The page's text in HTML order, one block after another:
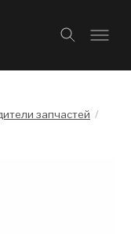
запчастей /